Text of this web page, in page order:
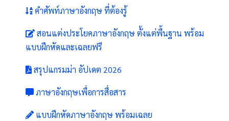
คำศัพท์ภาษาอังกฤษ ที่ต้องรู้
สอนแต่งประโยคภาษาอังกฤษ ตั้งแต่พื้นฐาน พร้อม
แบบฝึกหัดและเฉลยฟรี
สรุปแกรมม่า อัปเดต 2026
ภาษาอังกฤษเพื่อการสื่อสาร
แบบฝึกหัดภาษาอังกฤษ พร้อมเฉลย